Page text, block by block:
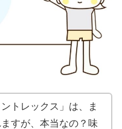
トレックス」は、ま
すが、本当なの？味